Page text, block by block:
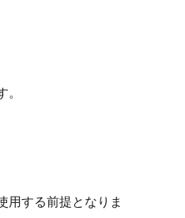
用する前提となりま